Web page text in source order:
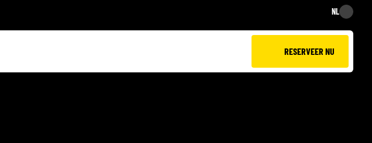
NL
NL
RESERVEER NU